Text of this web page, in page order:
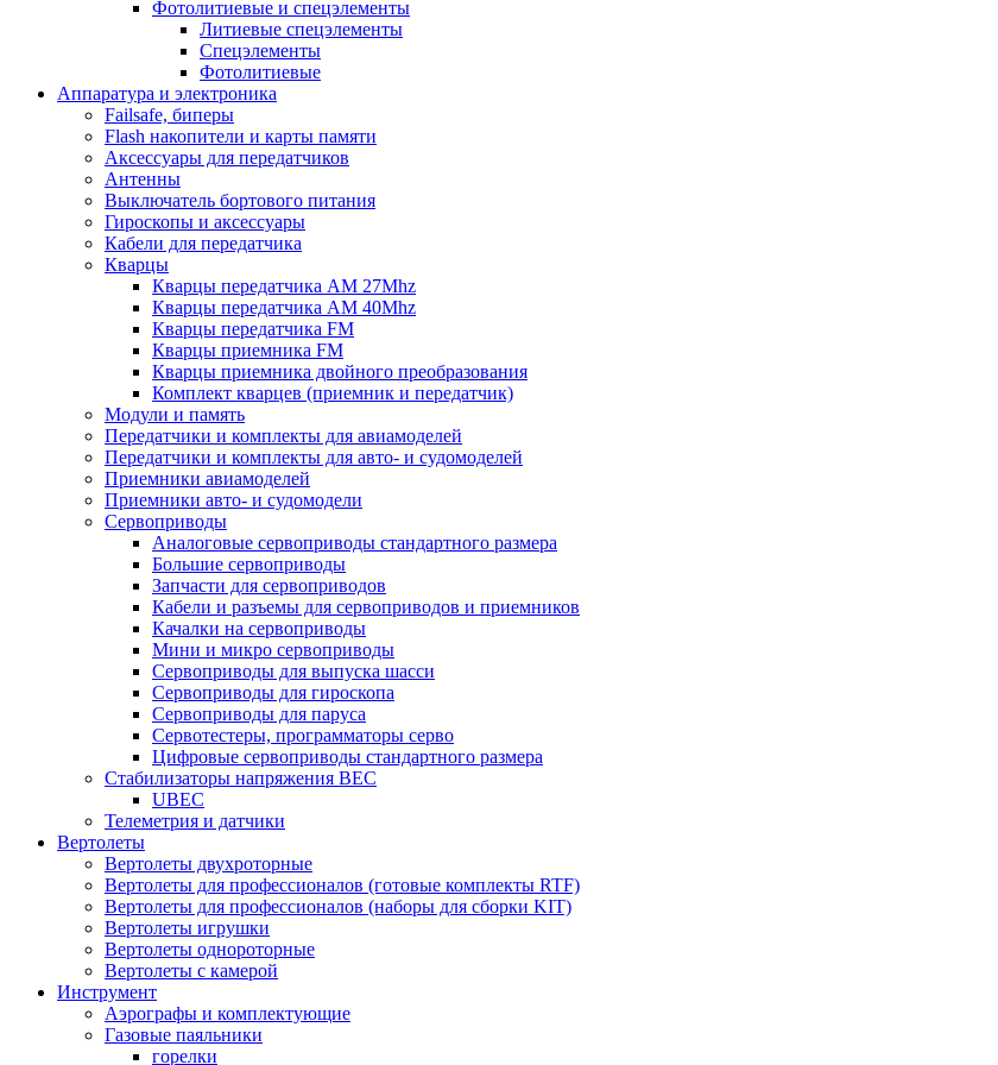
Фотолитиевые и спецэлементы
Литиевые спецэлементы
Спецэлементы
Фотолитиевые
Аппаратура и электроника
Failsafe, биперы
Flash накопители и карты памяти
Аксессуары для передатчиков
Антенны
Выключатель бортового питания
Гироскопы и аксессуары
Кабели для передатчика
Кварцы
Кварцы передатчика AM 27Mhz
Кварцы передатчика AM 40Mhz
Кварцы передатчика FM
Кварцы приемника FM
Кварцы приемника двойного преобразования
Комплект кварцев (приемник и передатчик)
Модули и память
Передатчики и комплекты для авиамоделей
Передатчики и комплекты для авто- и судомоделей
Приемники авиамоделей
Приемники авто- и судомодели
Сервоприводы
Аналоговые сервоприводы стандартного размера
Большие сервоприводы
Запчасти для сервоприводов
Кабели и разъемы для сервоприводов и приемников
Качалки на сервоприводы
Мини и микро сервоприводы
Сервоприводы для выпуска шасси
Сервоприводы для гироскопа
Сервоприводы для паруса
Сервотестеры, программаторы серво
Цифровые сервоприводы стандартного размера
Стабилизаторы напряжения BEC
UBEC
Телеметрия и датчики
Вертолеты
Вертолеты двухроторные
Вертолеты для профессионалов (готовые комплекты RTF)
Вертолеты для профессионалов (наборы для сборки KIT)
Вертолеты игрушки
Вертолеты однороторные
Вертолеты с камерой
Инструмент
Аэрографы и комплектующие
Газовые паяльники
горелки